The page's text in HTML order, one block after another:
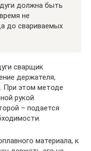
должна быть
не
до свариваемых
сварщик
держателя,
При этом методе
рукой
– подается
материала, к